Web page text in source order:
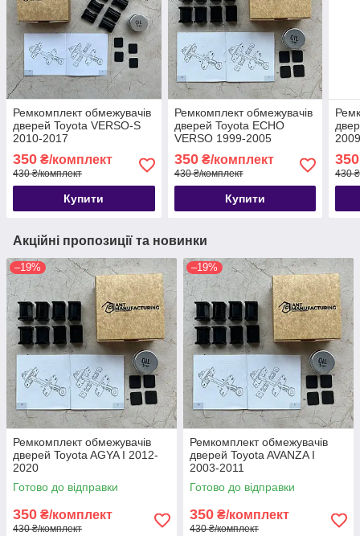
Ремкомплект обмежувачів
дверей Toyota VERSO-S
2010-2017
350 ₴/комплект
430 ₴/комплект
Купити
Ремкомплект обмежувачів
дверей Toyota ECHO
VERSO 1999-2005
350₴/комплект
430 ₴/комплект
Купити
350
430
Акційні пропозиції та новинки
–19%
Ремкомплект обмежувачів
дверей Toyota AGYA I 2012-
2020
Готово до відправки
350 ₴/комплект
430 ₴/комплект
–19%
Ремкомплект обмежувачів
дверей Toyota AVANZA I
2003-2011
Готово до відправки
350 ₴/комплект
430 ₴/комплект